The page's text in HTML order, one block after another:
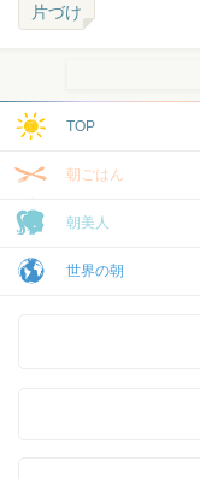
片づけ
TOP
朝ごはん
朝美人
世界の朝